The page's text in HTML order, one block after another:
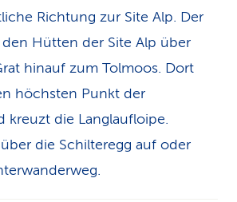
Richtung zur Site Alp. Der
Hütten der Site Alp über
hinauf zum Tolmoos. Dort
höchsten Punkt der
kreuzt die Langlaufloipe.
die Schilteregg auf oder